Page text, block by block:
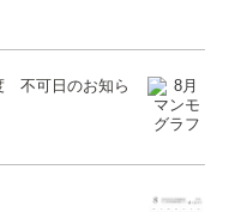
不可日のお知ら